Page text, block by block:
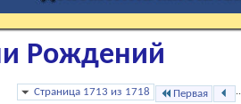
Рождений
Страница 1713 из 1718 Первая